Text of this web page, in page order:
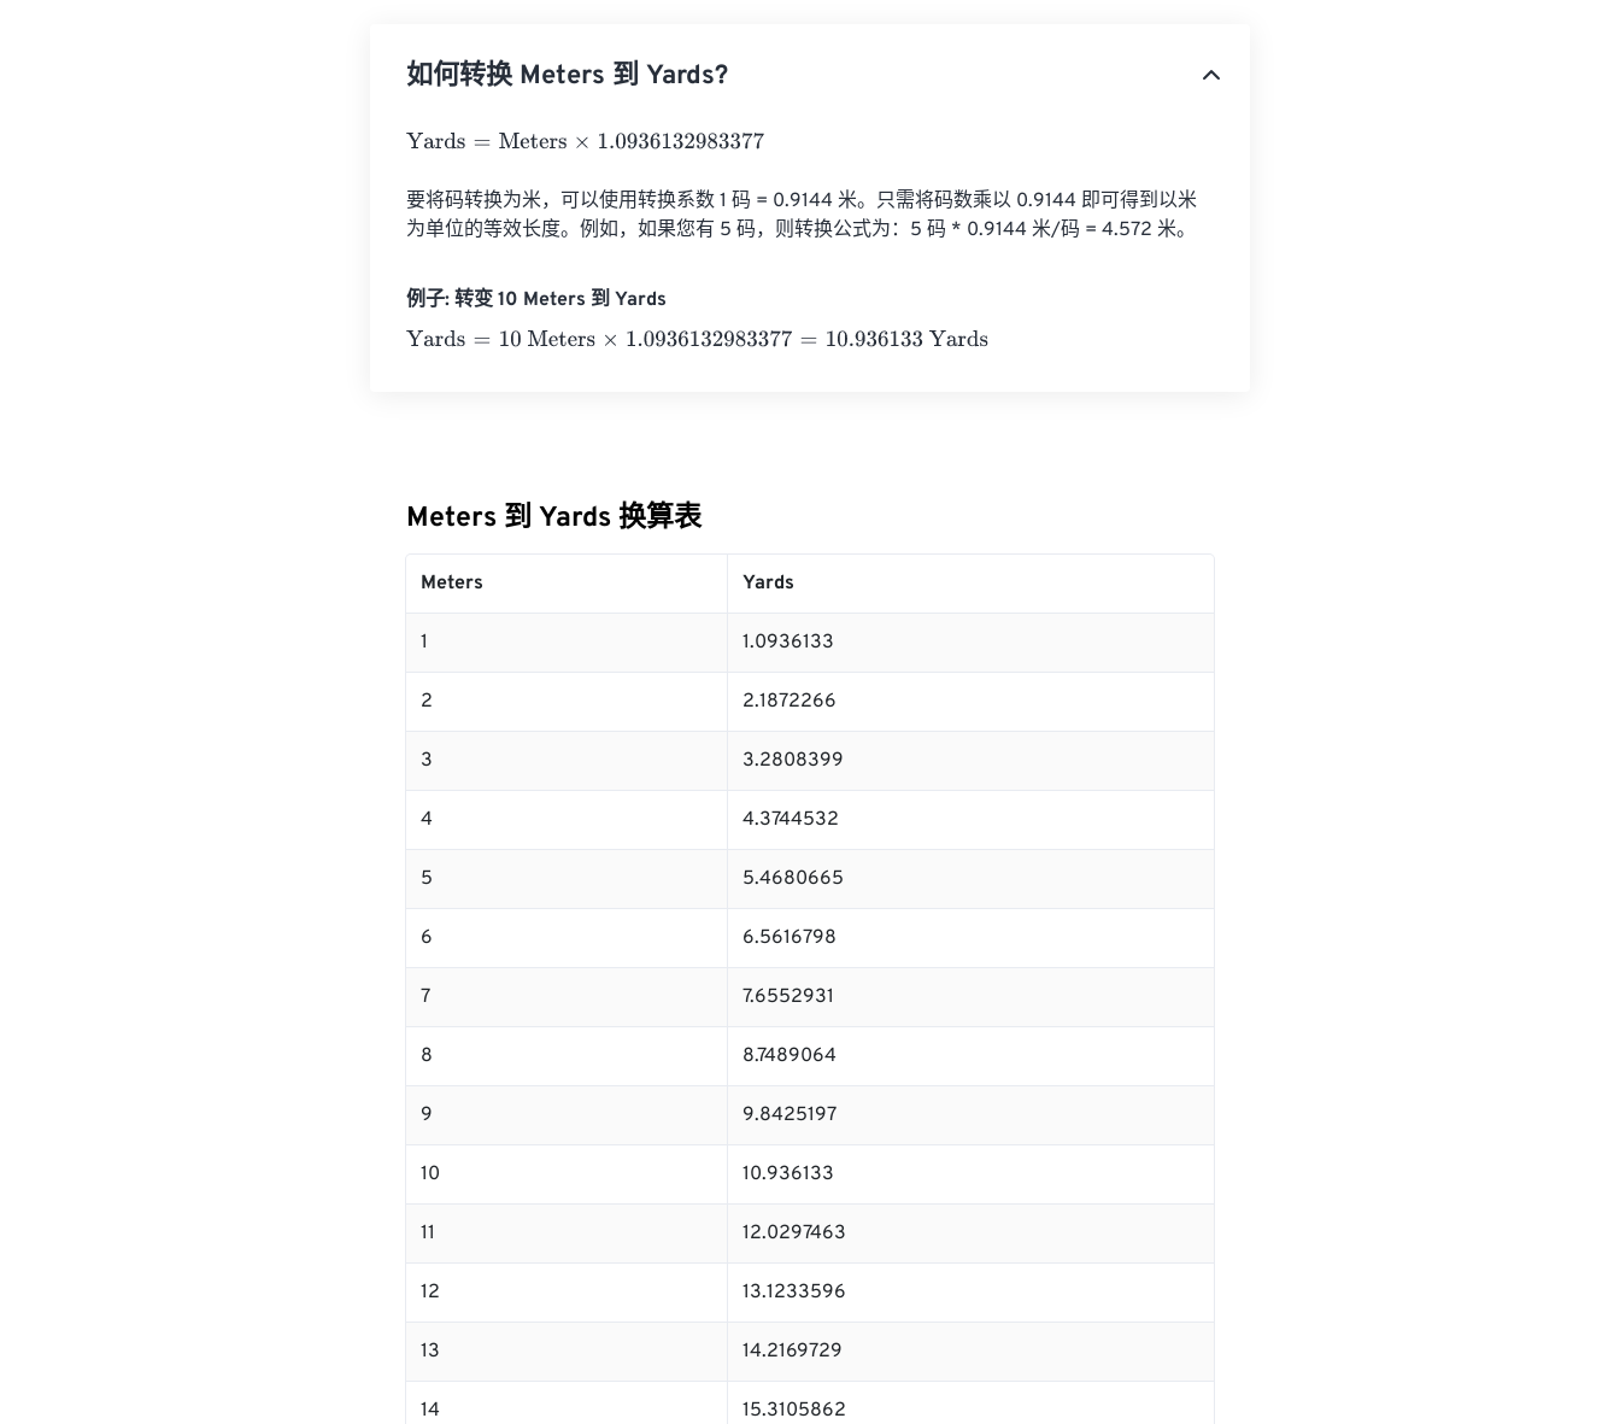
如何转换 Meters 到 Yards?
Yards= Meters×1.0936132983377
要将码转换为米，可以使用转换系数 1 码 = 0.9144 米。只需将码数乘以 0.9144 即可得到以米
为单位的等效长度。例如，如果您有 5 码，则转换公式为：5 码 * 0.9144 米/码 = 4.572 米。
例子: 转变 10 Meters 到 Yards
Yards= 10 Meters×1.0936132983377=10.936133 Yards
Meters 到 Yards 换算表
Meters Yards
1 1.0936133
2 2.1872266
3 3.2808399
4 4.3744532
5 5.4680665
6 6.5616798
7 7.6552931
8 8.7489064
9 9.8425197
10 10.936133
11 12.0297463
12 13.1233596
13 14.2169729
14 15.3105862